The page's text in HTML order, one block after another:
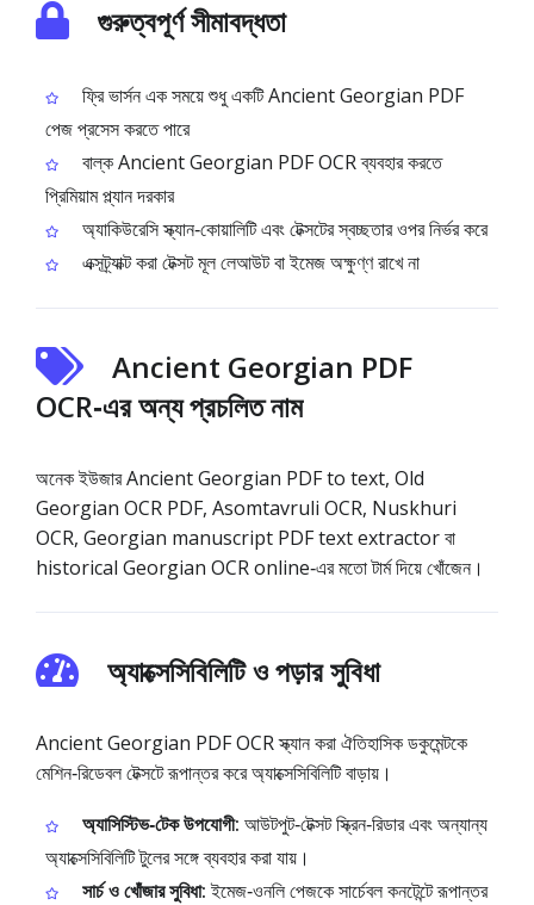
গুরুত্বপূর্ণ সীমাবদ্ধতা
ফ্রি ভার্সন এক সময়ে শুধু একটি Ancient Georgian PDF
পেজ প্রসেস করতে পারে
বাল্ক Ancient Georgian PDF OCR ব্যবহার করতে
প্রিমিয়াম প্ল্যান দরকার
অ্যাকিউরেসি স্ক্যান‑কোয়ালিটি এবং টেক্সটের স্বচ্ছতার ওপর নির্ভর করে
এক্সট্র্যাক্ট করা টেক্সট মূল লেআউট বা ইমেজ অক্ষুণ্ণ রাখে না
Ancient Georgian PDF
OCR‑এর অন্য প্রচলিত নাম
অনেক ইউজার Ancient Georgian PDF to text, Old
Georgian OCR PDF, Asomtavruli OCR, Nuskhuri
OCR, Georgian manuscript PDF text extractor বা
historical Georgian OCR online‑এর মতো টার্ম দিয়ে খোঁজেন।
অ্যাক্সেসিবিলিটি ও পড়ার সুবিধা
Ancient Georgian PDF OCR স্ক্যান করা ঐতিহাসিক ডকুমেন্টকে
মেশিন‑রিডেবল টেক্সটে রূপান্তর করে অ্যাক্সেসিবিলিটি বাড়ায়।
অ্যাসিস্টিভ‑টেক উপযোগী: আউটপুট‑টেক্সট স্ক্রিন‑রিডার এবং অন্যান্য
অ্যাক্সেসিবিলিটি টুলের সঙ্গে ব্যবহার করা যায়।
সার্চ ও খোঁজার সুবিধা:ইমেজ‑ওনলি পেজকে সার্চেবল কনটেন্টে রূপান্তর